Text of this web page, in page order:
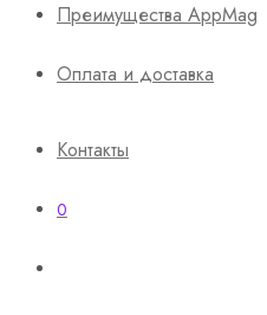
Преимущества AppMag
Оплата и доставка
Контакты
0